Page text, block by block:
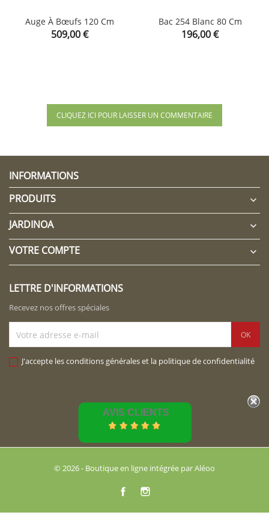
Auge À Bœufs 120 Cm
Prix
509,00 €
Bac 254 Blanc 80 Cm
Prix
196,00 €
CLIQUEZ ICI POUR LAISSER UN COMMENTAIRE
INFORMATIONS
PRODUITS

JARDINOA 
VOTRE COMPTE 
LETTRE D'INFORMATIONS
Recevez nos offres spéciales
J'accepte les conditions générales et la politique de confidentialité
AVIS CLIENTS
© 2026 - Boutique en ligne intégrée par Aléoo
Facebook